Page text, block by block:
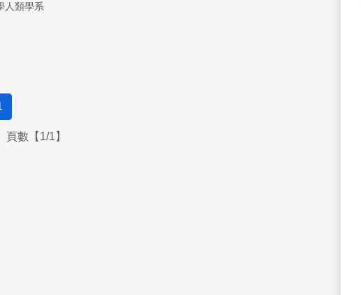
人類學系
數【1/1】